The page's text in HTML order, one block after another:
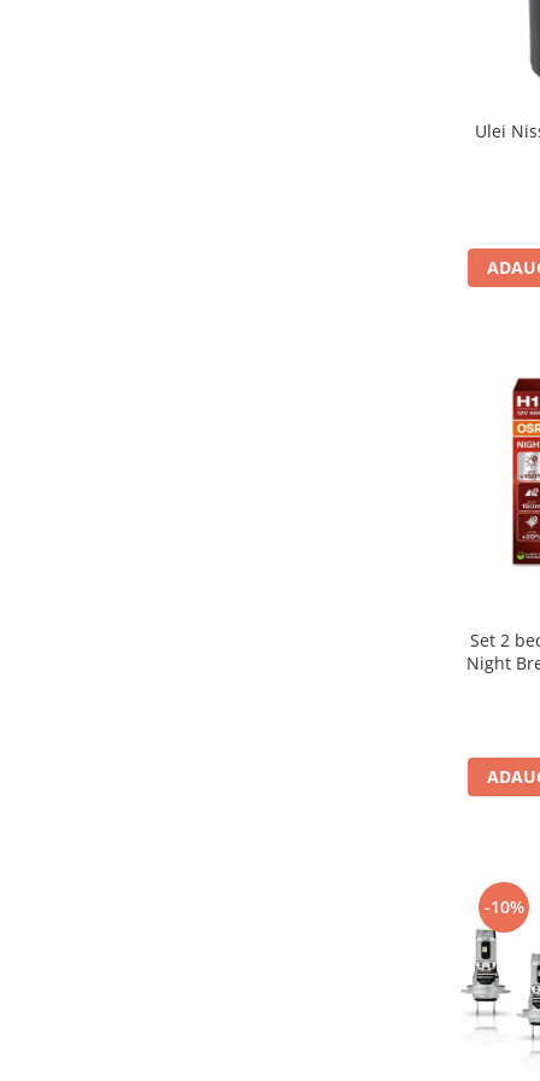
Ulei
Set 2 bec halogen H1 Osram
Night
-10%